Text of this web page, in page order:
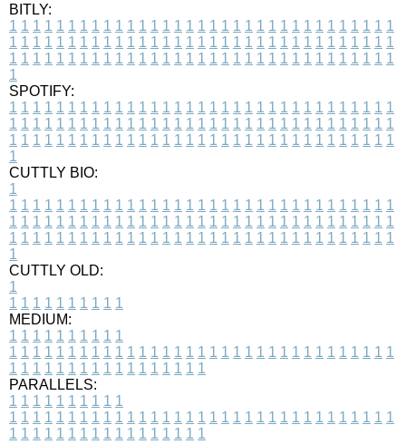
BITLY:
1 1 1 1 1 1 1 1 1 1 1 1 1 1 1 1 1 1 1 1 1 1 1 1 1 1 1 1 1 1 1 1 1
1 1 1 1 1 1 1 1 1 1 1 1 1 1 1 1 1 1 1 1 1 1 1 1 1 1 1 1 1 1 1 1 1
1 1 1 1 1 1 1 1 1 1 1 1 1 1 1 1 1 1 1 1 1 1 1 1 1 1 1 1 1 1 1 1 1
1
SPOTIFY:
1 1 1 1 1 1 1 1 1 1 1 1 1 1 1 1 1 1 1 1 1 1 1 1 1 1 1 1 1 1 1 1 1
1 1 1 1 1 1 1 1 1 1 1 1 1 1 1 1 1 1 1 1 1 1 1 1 1 1 1 1 1 1 1 1 1
1 1 1 1 1 1 1 1 1 1 1 1 1 1 1 1 1 1 1 1 1 1 1 1 1 1 1 1 1 1 1 1 1
1
CUTTLY BIO:
1
1 1 1 1 1 1 1 1 1 1 1 1 1 1 1 1 1 1 1 1 1 1 1 1 1 1 1 1 1 1 1 1 1
1 1 1 1 1 1 1 1 1 1 1 1 1 1 1 1 1 1 1 1 1 1 1 1 1 1 1 1 1 1 1 1 1
1 1 1 1 1 1 1 1 1 1 1 1 1 1 1 1 1 1 1 1 1 1 1 1 1 1 1 1 1 1 1 1 1
1
CUTTLY OLD:
1
1 1 1 1 1 1 1 1 1 1
MEDIUM:
1 1 1 1 1 1 1 1 1 1
1 1 1 1 1 1 1 1 1 1 1 1 1 1 1 1 1 1 1 1 1 1 1 1 1 1 1 1 1 1 1 1 1
1 1 1 1 1 1 1 1 1 1 1 1 1 1 1 1 1
PARALLELS:
1 1 1 1 1 1 1 1 1 1
1 1 1 1 1 1 1 1 1 1 1 1 1 1 1 1 1 1 1 1 1 1 1 1 1 1 1 1 1 1 1 1 1
1 1 1 1 1 1 1 1 1 1 1 1 1 1 1 1 1